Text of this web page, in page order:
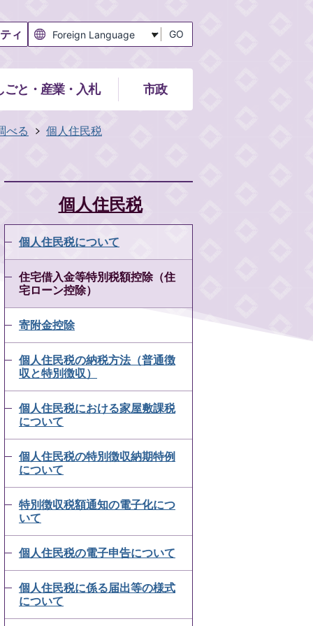
ィ GO
ごと・産業・入札 市政
べる
個人住民税
個人住民税
個人住民税について
住宅借入金等特別税額控除（住
宅ローン控除）
寄附金控除
個人住民税の納税方法（普通徴
収と特別徴収）
個人住民税における家屋敷課税
について
個人住民税の特別徴収納期特例
について
特別徴収税額通知の電子化につ
いて
個人住民税の電子申告について
個人住民税に係る届出等の様式
について